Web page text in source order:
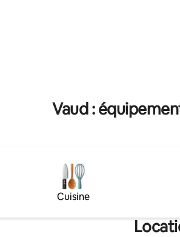
roulant et la proximité des
vue
Vaud :
Cuisine